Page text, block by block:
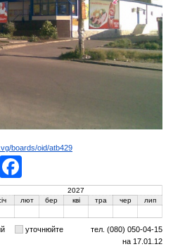
boards/oid/atb429
Email
2027
лют бер кві тра чер лип
уточнюйте
тел. (080) 050-04-15
на 17.01.12